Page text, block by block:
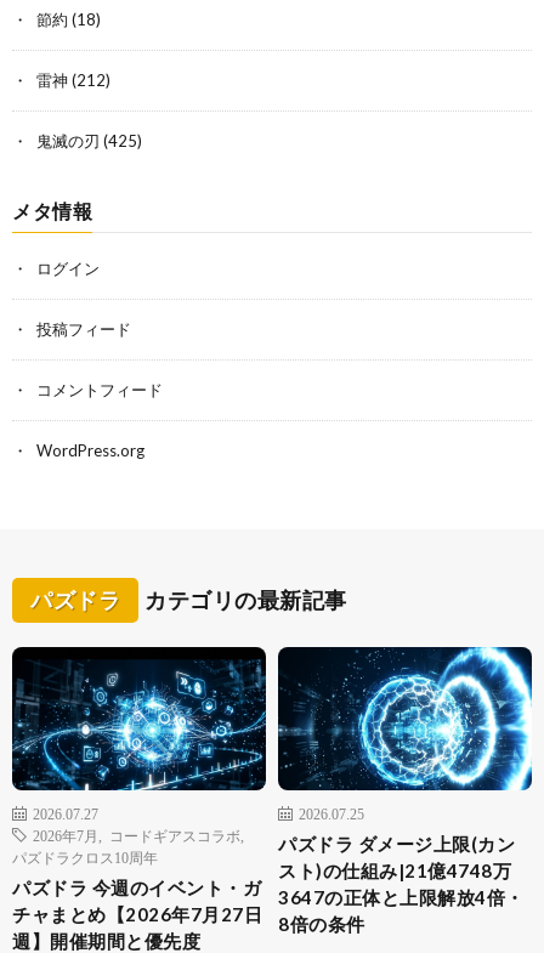
節約 (18)
雷神 (212)
鬼滅の刃 (425)
メタ情報
ログイン
投稿フィード
コメントフィード
WordPress.org
パズドラ カテゴリの最新記事
2026.07.27
2026年7月
コードギアスコラボ
パズドラクロス10周年
パズドラ 今週のイベント・ガ
チャまとめ【2026年7月27日
週】開催期間と優先度
2026.07.25
パズドラ ダメージ上限(カン
スト)の仕組み|21億4748万
3647の正体と上限解放4倍・
8倍の条件